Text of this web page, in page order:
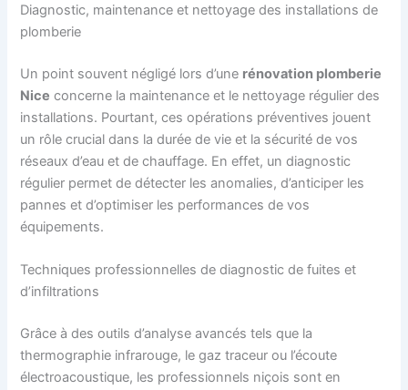
Diagnostic, maintenance et nettoyage des installations de
plomberie
Un point souvent négligé lors d’une rénovation plomberie
Nice concerne la maintenance et le nettoyage régulier des
installations. Pourtant, ces opérations préventives jouent
un rôle crucial dans la durée de vie et la sécurité de vos
réseaux d’eau et de chauffage. En effet, un diagnostic
régulier permet de détecter les anomalies, d’anticiper les
pannes et d’optimiser les performances de vos
équipements.
Techniques professionnelles de diagnostic de fuites et
d’infiltrations
Grâce à des outils d’analyse avancés tels que la
thermographie infrarouge, le gaz traceur ou l’écoute
électroacoustique, les professionnels niçois sont en